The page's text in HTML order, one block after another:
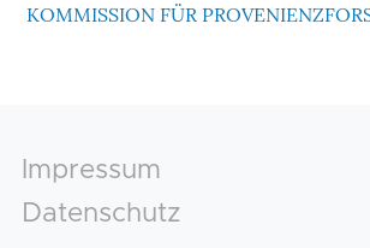
KOMMISSION FÜR
Footer
Impressum
Datenschutz